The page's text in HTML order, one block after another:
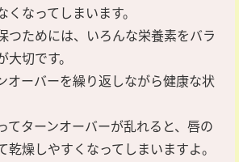
なってしまいます。
つためには、いろんな栄養素をバラ
切です。
オーバーを繰り返しながら健康な状
てターンオーバーが乱れると、唇の
乾燥しやすくなってしまいますよ。